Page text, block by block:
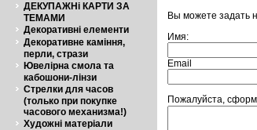
ДЕКУПАЖНі КАРТИ ЗА
ТЕМАМИ
Декоративні елементи
Декоративне каміння,
перли, стрази
Ювелірна смола та
кабошони-лінзи
Стрелки для часов
(только при покупке
часового механизма!)
Художні матеріали
Вы можете задать
Имя:
Email
Пожалуйста,